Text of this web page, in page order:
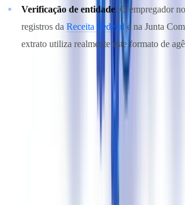
Verificação de entidade: O empregador
registros da Receita Federal e na Junta
extrato utiliza realmente este formato de
Essa abordagem é detalhada na nossa análise de
de documentos versus OCR de documento único
2. Detecção de padrões por IA